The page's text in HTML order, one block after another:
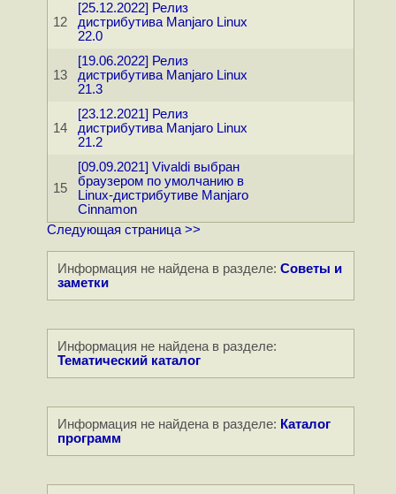
12
[25.12.2022] Релиз
дистрибутива Manjaro Linux
22.0
13
[19.06.2022] Релиз
дистрибутива Manjaro Linux
21.3
14
[23.12.2021] Релиз
дистрибутива Manjaro Linux
21.2
15
[09.09.2021] Vivaldi выбран
браузером по умолчанию в
Linux-дистрибутиве Manjaro
Cinnamon
Следующая страница >>
Информация не найдена в разделе: Советы и
заметки
Информация не найдена в разделе:
Тематический каталог
Информация не найдена в разделе: Каталог
программ